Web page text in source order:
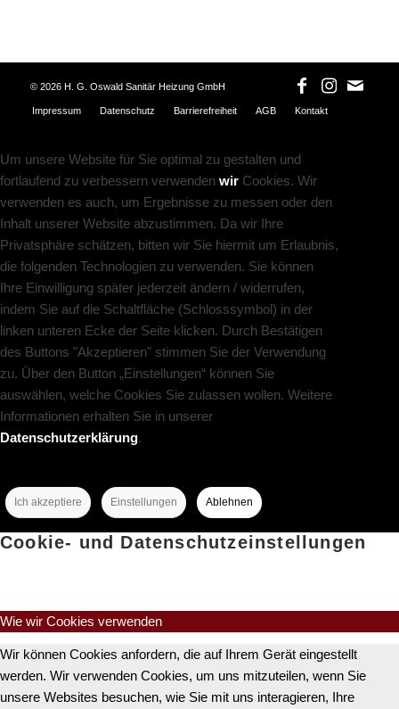
©2026 H. G. Oswald Sanitär Heizung GmbH
Impressum Datenschutz Barrierefreiheit AGB Kontakt
Um unsere Website für Sie optimal zu gestalten und
fortlaufend zu verbessern verwenden wir Cookies. Wir
verwenden es auch, um Ergebnisse zu messen oder den
Inhalt unserer Website abzustimmen. Da wir Ihre
Privatsphäre schätzen, bitten wir Sie hiermit um Erlaubnis,
die folgenden Technologien zu verwenden. Sie können
Ihre Einwilligung später jederzeit ändern / widerrufen,
indem Sie auf die Schaltfläche (Schlosssymbol) in der
linken unteren Ecke der Seite klicken. Durch Bestätigen
des Buttons "Akzeptieren" stimmen Sie der Verwendung
zu. Über den Button „Einstellungen“ können Sie
auswählen, welche Cookies Sie zulassen wollen. Weitere
Informationen erhalten Sie in unserer
Datenschutzerklärung.
Ich akzeptiere Einstellungen Ablehnen
Cookie- und Datenschutzeinstellungen
Wie wir Cookies verwenden
Wir können Cookies anfordern, die auf Ihrem Gerät eingestellt
werden. Wir verwenden Cookies, um uns mitzuteilen, wenn Sie
unsere Websites besuchen, wie Sie mit uns interagieren, Ihre